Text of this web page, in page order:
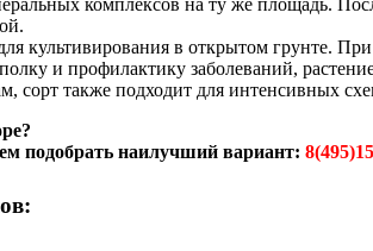
комплексов на ту же площадь.
культивирования в открытом грунте.
и профилактику заболеваний,
сорт также подходит для интенсивных
подобрать наилучший вариант: